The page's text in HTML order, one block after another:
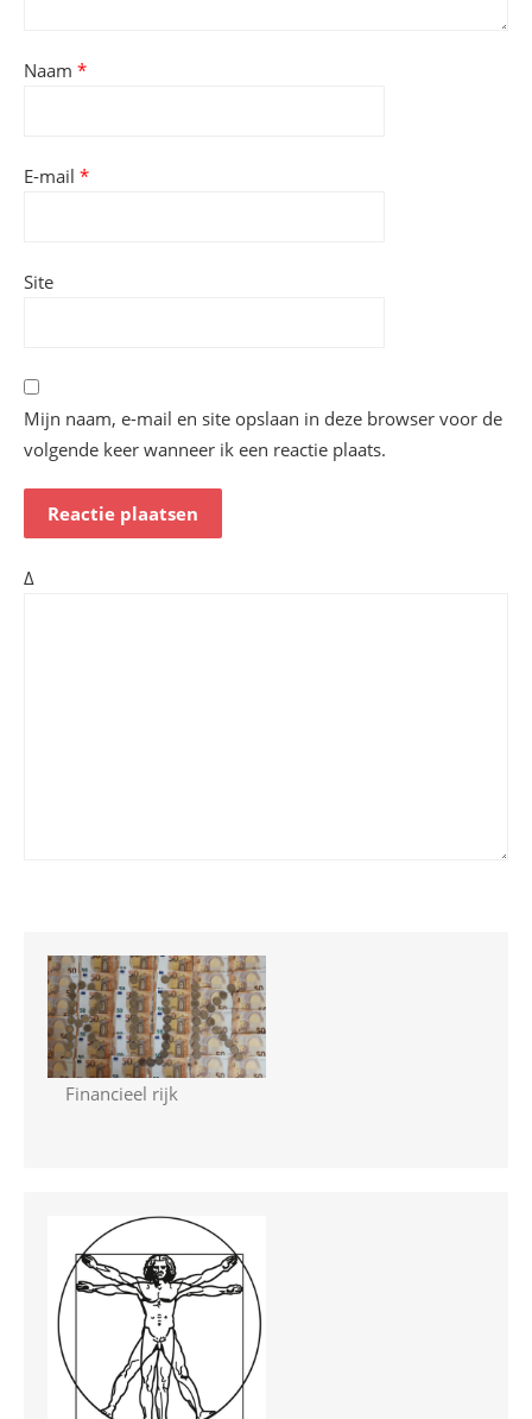
Naam *
E-mail *
Site
Mijn naam, e-mail en site opslaan in deze browser voor de
volgende keer wanneer ik een reactie plaats.
Δ
Financieel rijk